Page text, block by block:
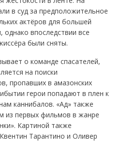
в суд за предположительное
актёров для большей
однако впоследствии все
были сняты.
о команде спасателей,
на поиски
пропавших в амазонских
герои попадают в плен к
каннибалов. «Ад» также
из первых фильмов в жанре
Картиной также
Тарантино и Оливер